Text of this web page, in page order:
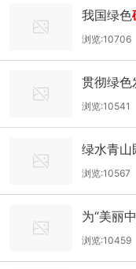
我国绿色
浏览:10706
贯彻绿色
浏览:10541
绿水青山
浏览:10567
为“美丽
浏览:10459